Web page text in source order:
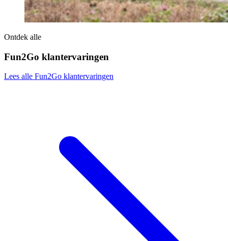
Ontdek alle
Fun2Go klantervaringen
Lees alle Fun2Go klantervaringen